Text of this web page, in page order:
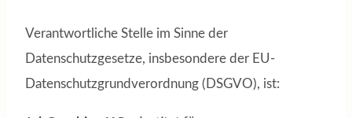
Verantwortliche Stelle im Sinne der
Datenschutzgesetze, insbesondere der EU-
Datenschutzgrundverordnung (DSGVO), ist: